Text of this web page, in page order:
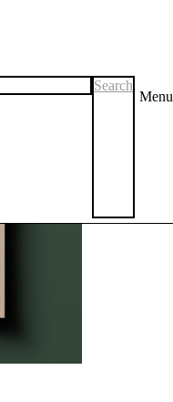
Search
Menu